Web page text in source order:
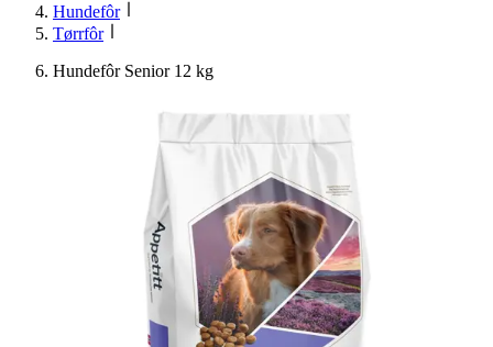
Hundefôr
Tørrfôr
Hundefôr Senior 12 kg